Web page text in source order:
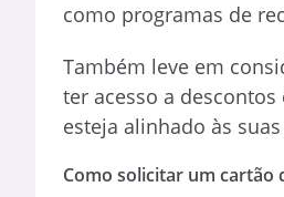
como programas de
Também leve em
ter acesso a
esteja alinhado às
Como solicitar um cartão